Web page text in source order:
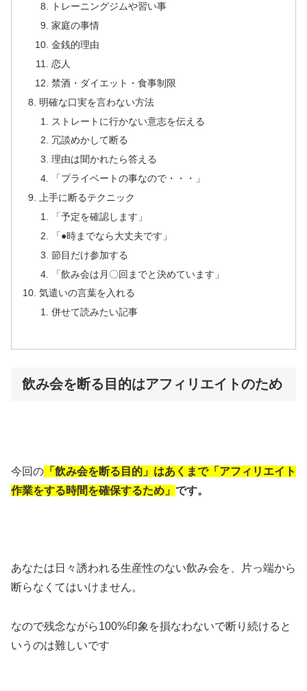
トレーニングジムや習い事
家庭の事情
金銭的理由
恋人
禁酒・ダイエット・食事制限
明確な口実を言わない方法
ストレートに行かない意志を伝える
冗談めかして断る
理由は聞かれたら答える
「プライベートの事なので・・・」
上手に断るテクニック
「予定を確認します」
「●時までなら大丈夫です」
節目だけ参加する
「飲み会は月〇回までと決めています」
気遣いの言葉を入れる
併せて読みたい記事
飲み会を断る目的はアフィリエイトのため
今回の 「飲み会を断る目的」はあくまで「アフィリエイト
作業をする時間を確保するため」 です。
あなたは日々誘われる生産性のない飲み会を、片っ端から
断らなくてはいけません。
なので残念ながら100%印象を損なわないで断り続けると
いうのは難しいです